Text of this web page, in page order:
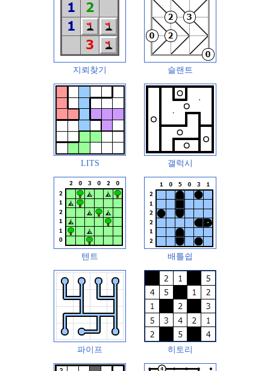
지뢰찾기 슬랜트
LITS 갤럭시
텐트 배틀쉽
파이프 히토리